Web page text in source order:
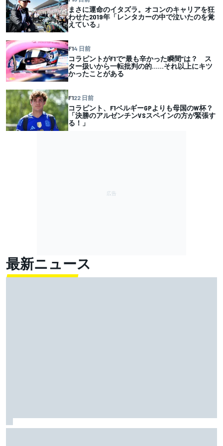
まさに運命のイタズラ。オコンのキャリアを狂
わせた2019年「レンタカーの中で泣いたのを覚
えている」
F14 日前
コラピントがF1で”最も辛かった瞬間”は？ ス
ター扱いから一転批判の的……それ以上にキツ
かったことがある
F122 日前
コラピント、F1ベルギーGPよりも母国のW杯？
「決勝のアルゼンチンVSスペインの方が緊張す
る！」
最新ニュース